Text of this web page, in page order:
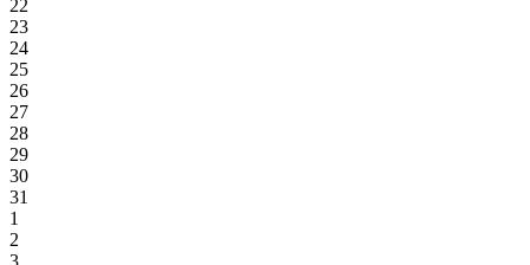
22
23
24
25
26
27
28
29
30
31
1
2
3